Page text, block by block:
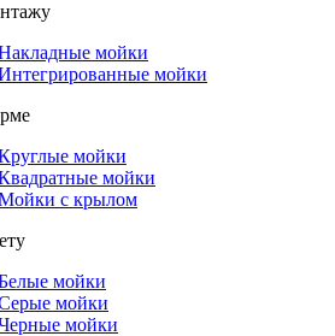
мойки
мойки
мойки
мойки
с крылом
мойки
мойки
мойки